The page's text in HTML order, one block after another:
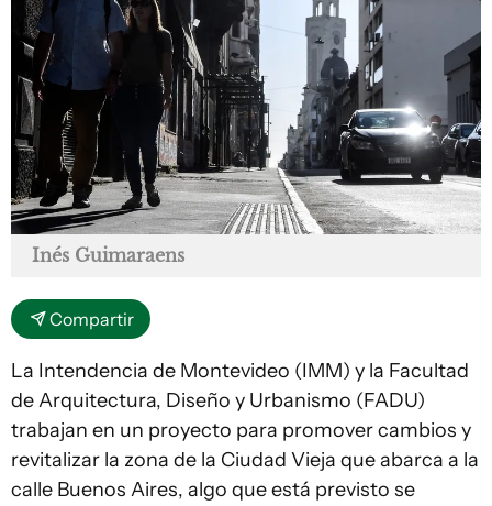
Inés Guimaraens
Compartir
La Intendencia de Montevideo (IMM) y la Facultad
de Arquitectura, Diseño y Urbanismo (FADU)
trabajan en un proyecto para promover cambios y
revitalizar la zona de la Ciudad Vieja que abarca a la
calle Buenos Aires, algo que está previsto se